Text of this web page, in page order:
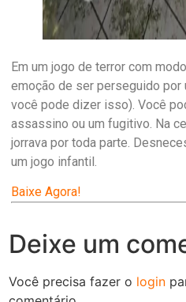
Em um jogo de terror com
emoção de ser perseguido
você pode dizer isso). Você
assassino ou um fugitivo. Na
jorrava por toda parte.
um jogo infantil.
Baixe Agora!
Deixe um
Você precisa fazer o login